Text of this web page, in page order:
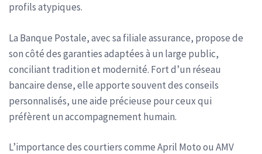
profils atypiques.
La Banque Postale, avec sa filiale assurance, propose de
son côté des garanties adaptées à un large public,
conciliant tradition et modernité. Fort d’un réseau
bancaire dense, elle apporte souvent des conseils
personnalisés, une aide précieuse pour ceux qui
préfèrent un accompagnement humain.
L’importance des courtiers comme April Moto ou AMV